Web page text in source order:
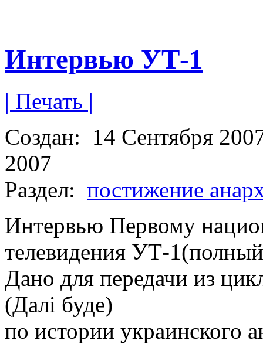
Интервью УТ-1
| Печать |
Создан:
14 Сентября
2007
Раздел: постижение
Интервью Первому
телевидения УТ-
Дано для передачи из
(Далі буде)
по истории украинского